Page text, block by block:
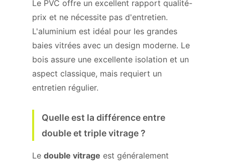
Le PVC offre un excellent rapport qualité-
prix et ne nécessite pas d'entretien.
L'aluminium est idéal pour les grandes
baies vitrées avec un design moderne. Le
bois assure une excellente isolation et un
aspect classique, mais requiert un
entretien régulier.
Quelle est la différence entre
double et triple vitrage ?
Le double vitrage est généralement